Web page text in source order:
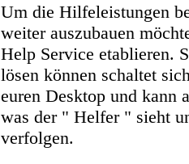
Um die Hilfeleistungen
weiter auszubauen
Help Service etablieren.
lösen können schaltet
euren Desktop und kann
was der " Helfer " sieht
verfolgen.